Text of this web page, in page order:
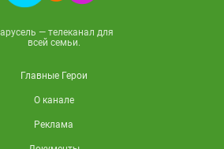
— телеканал для
всей семьи.
Главные Герои
О канале
Реклама